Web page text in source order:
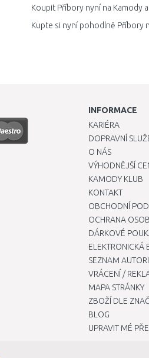
Koupit Příbory nyní na Kamody
Kupte si nyní pohodlně Příbory
INFORMACE
KARIÉRA
DOPRAVNÍ
O NÁS
VÝHODNĚJŠÍ
KAMODY KLUB
KONTAKT
OBCHODNÍ
OCHRANA
DÁRKOVÉ
ELEKTRONICKÁ
SEZNAM
VRÁCENÍ /
MAPA STRÁNKY
ZBOŽÍ DLE
BLOG
UPRAVIT MÉ